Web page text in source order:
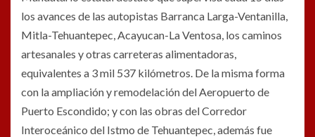
los avances de las autopistas Barranca Larga-Ventanilla,
Mitla-Tehuantepec, Acayucan-La Ventosa, los caminos
artesanales y otras carreteras alimentadoras,
equivalentes a 3 mil 537 kilómetros. De la misma forma
con la ampliación y remodelación del Aeropuerto de
Puerto Escondido; y con las obras del Corredor
Interoceánico del Istmo de Tehuantepec, además fue